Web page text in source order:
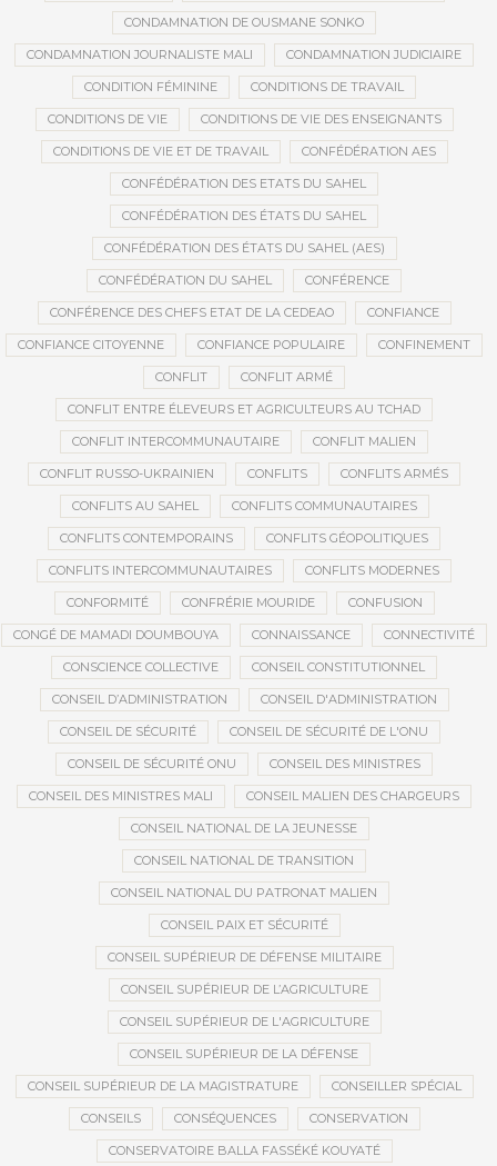
CONDAMNATION DE OUSMANE SONKO
CONDAMNATION JOURNALISTE MALI CONDAMNATION JUDICIAIRE
CONDITION FÉMININE CONDITIONS DE TRAVAIL
CONDITIONS DE VIE CONDITIONS DE VIE DES ENSEIGNANTS
CONDITIONS DE VIE ET DE TRAVAIL CONFÉDÉRATION AES
CONFÉDÉRATION DES ETATS DU SAHEL
CONFÉDÉRATION DES ÉTATS DU SAHEL
CONFÉDÉRATION DES ÉTATS DU SAHEL (AES)
CONFÉDÉRATION DU SAHEL CONFÉRENCE
CONFÉRENCE DES CHEFS ETAT DE LA CEDEAO CONFIANCE
CONFIANCE CITOYENNE CONFIANCE POPULAIRE CONFINEMENT
CONFLIT CONFLIT ARMÉ
CONFLIT ENTRE ÉLEVEURS ET AGRICULTEURS AU TCHAD
CONFLIT INTERCOMMUNAUTAIRE CONFLIT MALIEN
CONFLIT RUSSO-UKRAINIEN CONFLITS CONFLITS ARMÉS
CONFLITS AU SAHEL CONFLITS COMMUNAUTAIRES
CONFLITS CONTEMPORAINS CONFLITS GÉOPOLITIQUES
CONFLITS INTERCOMMUNAUTAIRES CONFLITS MODERNES
CONFORMITÉ CONFRÉRIE MOURIDE CONFUSION
CONGÉ DE MAMADI DOUMBOUYA CONNAISSANCE CONNECTIVITÉ
CONSCIENCE COLLECTIVE CONSEIL CONSTITUTIONNEL
CONSEIL D’ADMINISTRATION CONSEIL D'ADMINISTRATION
CONSEIL DE SÉCURITÉ CONSEIL DE SÉCURITÉ DE L'ONU
CONSEIL DE SÉCURITÉ ONU CONSEIL DES MINISTRES
CONSEIL DES MINISTRES MALI CONSEIL MALIEN DES CHARGEURS
CONSEIL NATIONAL DE LA JEUNESSE
CONSEIL NATIONAL DE TRANSITION
CONSEIL NATIONAL DU PATRONAT MALIEN
CONSEIL PAIX ET SÉCURITÉ
CONSEIL SUPÉRIEUR DE DÉFENSE MILITAIRE
CONSEIL SUPÉRIEUR DE L’AGRICULTURE
CONSEIL SUPÉRIEUR DE L'AGRICULTURE
CONSEIL SUPÉRIEUR DE LA DÉFENSE
CONSEIL SUPÉRIEUR DE LA MAGISTRATURE CONSEILLER SPÉCIAL
CONSEILS CONSÉQUENCES CONSERVATION
CONSERVATOIRE BALLA FASSÉKÉ KOUYATÉ